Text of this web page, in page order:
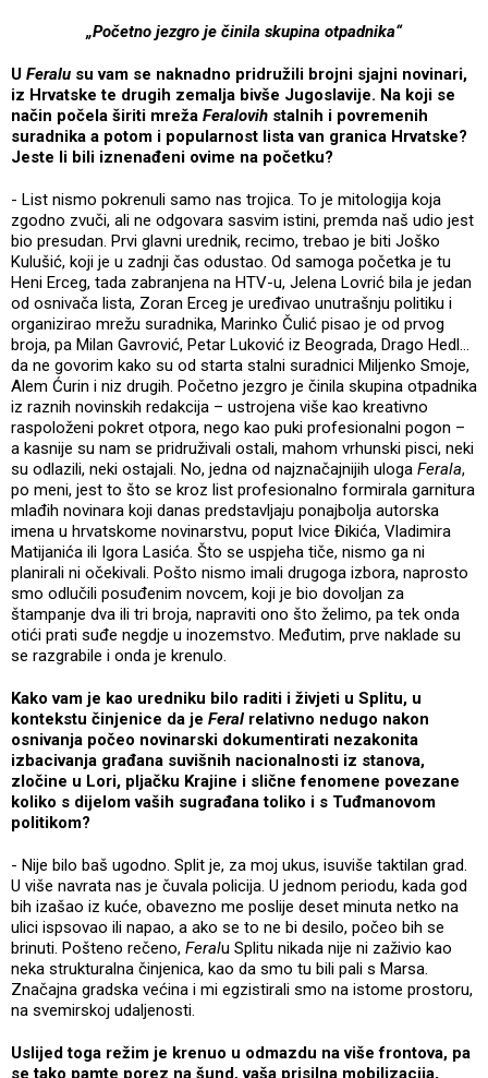
„Početno jezgro je činila skupina otpadnika“
U Feralu su vam se naknadno pridružili brojni sjajni novinari,
iz Hrvatske te drugih zemalja bivše Jugoslavije. Na koji se
način počela širiti mreža Feralovih stalnih i povremenih
suradnika a potom i popularnost lista van granica Hrvatske?
Jeste li bili iznenađeni ovime na početku?
- List nismo pokrenuli samo nas trojica. To je mitologija koja
zgodno zvuči, ali ne odgovara sasvim istini, premda naš udio jest
bio presudan. Prvi glavni urednik, recimo, trebao je biti Joško
Kulušić, koji je u zadnji čas odustao. Od samoga početka je tu
Heni Erceg, tada zabranjena na HTV-u, Jelena Lovrić bila je jedan
od osnivača lista, Zoran Erceg je uređivao unutrašnju politiku i
organizirao mrežu suradnika, Marinko Čulić pisao je od prvog
broja, pa Milan Gavrović, Petar Luković iz Beograda, Drago Hedl…
da ne govorim kako su od starta stalni suradnici Miljenko Smoje,
Alem Ćurin i niz drugih. Početno jezgro je činila skupina otpadnika
iz raznih novinskih redakcija – ustrojena više kao kreativno
raspoloženi pokret otpora, nego kao puki profesionalni pogon –
a kasnije su nam se pridruživali ostali, mahom vrhunski pisci, neki
su odlazili, neki ostajali. No, jedna od najznačajnijih uloga Ferala,
po meni, jest to što se kroz list profesionalno formirala garnitura
mlađih novinara koji danas predstavljaju ponajbolja autorska
imena u hrvatskome novinarstvu, poput Ivice Đikića, Vladimira
Matijanića ili Igora Lasića. Što se uspjeha tiče, nismo ga ni
planirali ni očekivali. Pošto nismo imali drugoga izbora, naprosto
smo odlučili posuđenim novcem, koji je bio dovoljan za
štampanje dva ili tri broja, napraviti ono što želimo, pa tek onda
otići prati suđe negdje u inozemstvo. Međutim, prve naklade su
se razgrabile i onda je krenulo.
Kako vam je kao uredniku bilo raditi i živjeti u Splitu, u
kontekstu činjenice da je Feral relativno nedugo nakon
osnivanja počeo novinarski dokumentirati nezakonita
izbacivanja građana suvišnih nacionalnosti iz stanova,
zločine u Lori, pljačku Krajine i slične fenomene povezane
koliko s dijelom vaših sugrađana toliko i s Tuđmanovom
politikom?
- Nije bilo baš ugodno. Split je, za moj ukus, isuviše taktilan grad.
U više navrata nas je čuvala policija. U jednom periodu, kada god
bih izašao iz kuće, obavezno me poslije deset minuta netko na
ulici ispsovao ili napao, a ako se to ne bi desilo, počeo bih se
brinuti. Pošteno rečeno, Feralu Splitu nikada nije ni zaživio kao
neka strukturalna činjenica, kao da smo tu bili pali s Marsa.
Značajna gradska većina i mi egzistirali smo na istome prostoru,
na svemirskoj udaljenosti.
Uslijed toga režim je krenuo u odmazdu na više frontova, pa
se tako pamte porez na šund, vaša prisilna mobilizacija,